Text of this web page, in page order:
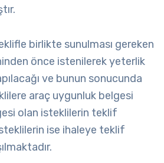
birlikte sunulması gereken
önce istenilerek yeterlik
ve bunun sonucunda
araç uygunluk belgesi
olan isteklilerin teklif
ise ihaleye teklif